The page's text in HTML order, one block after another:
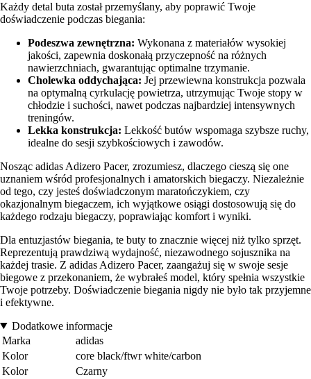
Każdy detal buta został przemyślany, aby poprawić Twoje
doświadczenie podczas biegania:
Podeszwa zewnętrzna: Wykonana z materiałów wysokiej
jakości, zapewnia doskonałą przyczepność na różnych
nawierzchniach, gwarantując optimalne trzymanie.
Cholewka oddychająca: Jej przewiewna konstrukcja pozwala
na optymalną cyrkulację powietrza, utrzymując Twoje stopy w
chłodzie i suchości, nawet podczas najbardziej intensywnych
treningów.
Lekka konstrukcja: Lekkość butów wspomaga szybsze ruchy,
idealne do sesji szybkościowych i zawodów.
Nosząc adidas Adizero Pacer, zrozumiesz, dlaczego cieszą się one
uznaniem wśród profesjonalnych i amatorskich biegaczy. Niezależnie
od tego, czy jesteś doświadczonym maratończykiem, czy
okazjonalnym biegaczem, ich wyjątkowe osiągi dostosowują się do
każdego rodzaju biegaczy, poprawiając komfort i wyniki.
Dla entuzjastów biegania, te buty to znacznie więcej niż tylko sprzęt.
Reprezentują prawdziwą wydajność, niezawodnego sojusznika na
każdej trasie. Z adidas Adizero Pacer, zaangażuj się w swoje sesje
biegowe z przekonaniem, że wybrałeś model, który spełnia wszystkie
Twoje potrzeby. Doświadczenie biegania nigdy nie było tak przyjemne
i efektywne.
Dodatkowe informacje
Marka
adidas
Kolor
core black/ftwr white/carbon
Kolor
Czarny